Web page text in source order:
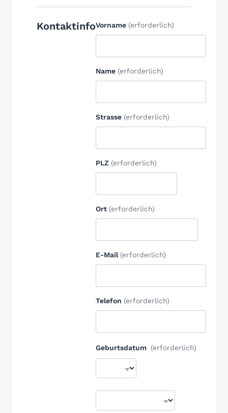
KontaktinfoVorname (erforderlich)
Name (erforderlich)
Strasse (erforderlich)
PLZ (erforderlich)
Ort (erforderlich)
E-Mail (erforderlich)
Telefon (erforderlich)
Geburtsdatum (erforderlich)